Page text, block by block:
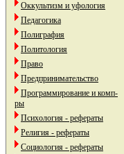
Оккультизм и уфология
Педагогика
Полиграфия
Политология
Право
Предпринимательство
Программирование и комп-
ры
Психология - рефераты
Религия - рефераты
Социология - рефераты